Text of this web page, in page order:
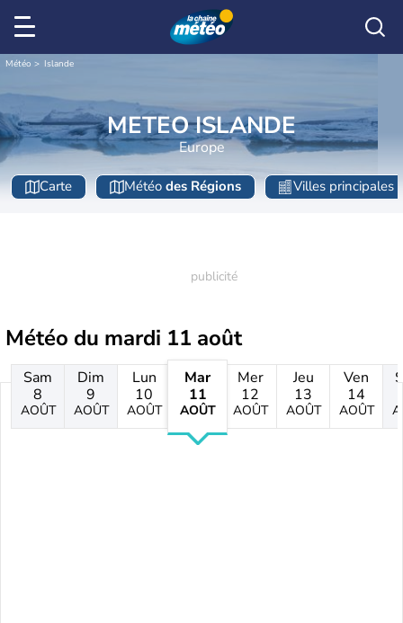
Météo Islande
METEO ISLANDE
Europe
Carte Météo des Régions Villes principales
Météo du mardi 11 août
Sam
8
AOÛT
Dim
9
AOÛT
Lun
10
AOÛT
Mar
11
AOÛT
Mer
12
AOÛT
Jeu
13
AOÛT
Ven
14
AOÛT